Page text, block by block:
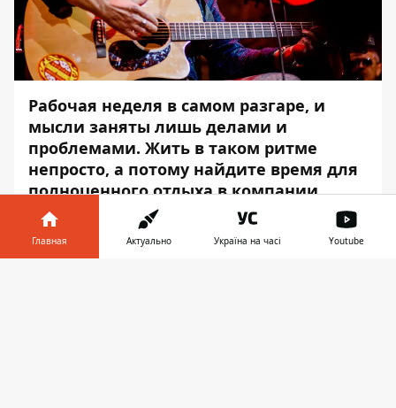
Рабочая неделя в самом разгаре, и
мысли заняты лишь делами и
проблемами. Жить в таком ритме
непросто, а потому найдите время для
полноценного отдыха в компании
близких людей. Выкроив лишь
несколько часов на прогулку, вы
получите заряд энергии и эмоций,
Главная Актуально Україна на часі Youtube